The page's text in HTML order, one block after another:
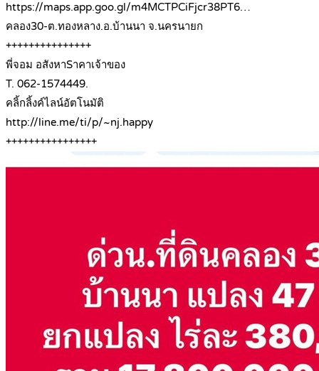
https://maps.app.goo.gl/m4MCTPCiFjcr38PT6…
คลอง30-ต.ทองหลาง.อ.บ้านนา จ.นครนายก
+++++++++++++++
พี่จอม อสังหาSาคาเจ้าของ
T. 062-1574449.
คลิ้กลิ้งค์ไลน์อัตโนมัติ
http://line.me/ti/p/~nj.happy
++++++++++++++++